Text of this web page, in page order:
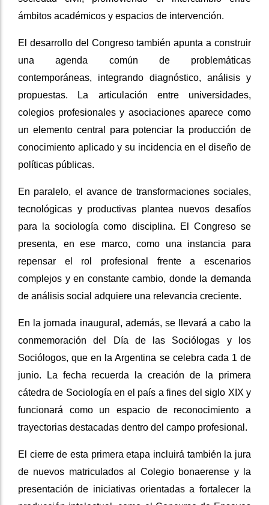
ámbitos académicos y espacios de intervención.
El desarrollo del Congreso también apunta a construir
una agenda común de problemáticas
contemporáneas, integrando diagnóstico, análisis y
propuestas. La articulación entre universidades,
colegios profesionales y asociaciones aparece como
un elemento central para potenciar la producción de
conocimiento aplicado y su incidencia en el diseño de
políticas públicas.
En paralelo, el avance de transformaciones sociales,
tecnológicas y productivas plantea nuevos desafíos
para la sociología como disciplina. El Congreso se
presenta, en ese marco, como una instancia para
repensar el rol profesional frente a escenarios
complejos y en constante cambio, donde la demanda
de análisis social adquiere una relevancia creciente.
En la jornada inaugural, además, se llevará a cabo la
conmemoración del Día de las Sociólogas y los
Sociólogos, que en la Argentina se celebra cada 1 de
junio. La fecha recuerda la creación de la primera
cátedra de Sociología en el país a fines del siglo XIX y
funcionará como un espacio de reconocimiento a
trayectorias destacadas dentro del campo profesional.
El cierre de esta primera etapa incluirá también la jura
de nuevos matriculados al Colegio bonaerense y la
presentación de iniciativas orientadas a fortalecer la